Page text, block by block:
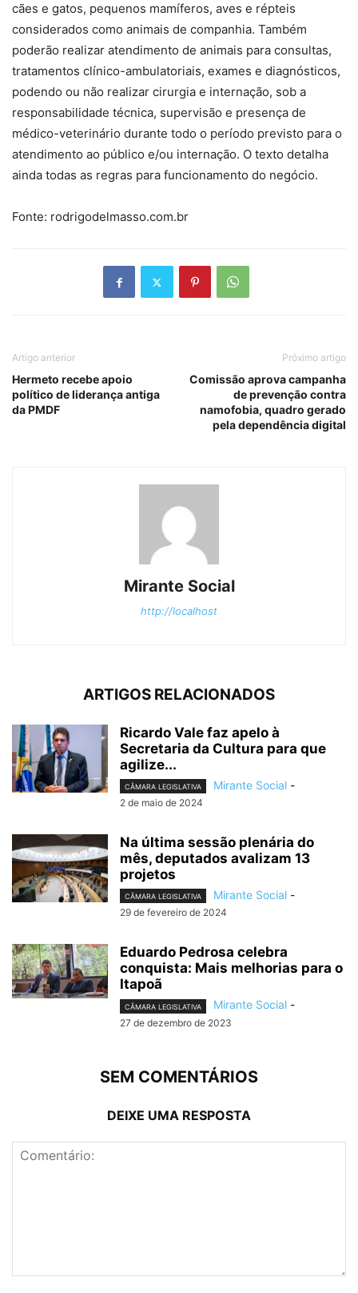
cães e gatos, pequenos mamíferos, aves e répteis
considerados como animais de companhia. Também
poderão realizar atendimento de animais para consultas,
tratamentos clínico-ambulatoriais, exames e diagnósticos,
podendo ou não realizar cirurgia e internação, sob a
responsabilidade técnica, supervisão e presença de
médico-veterinário durante todo o período previsto para o
atendimento ao público e/ou internação. O texto detalha
ainda todas as regras para funcionamento do negócio.
Fonte: rodrigodelmasso.com.br
Artigo anterior
Hermeto recebe apoio
político de liderança antiga
da PMDF
Próximo artigo
Comissão aprova campanha
de prevenção contra
namofobia, quadro gerado
pela dependência digital
Mirante Social
http://localhost
ARTIGOS RELACIONADOS
Ricardo Vale faz apelo à
Secretaria da Cultura para que
agilize...
CÂMARA LEGISLATIVA Mirante Social -
2 de maio de 2024
Na última sessão plenária do
mês, deputados avalizam 13
projetos
CÂMARA LEGISLATIVA Mirante Social -
29 de fevereiro de 2024
Eduardo Pedrosa celebra
conquista: Mais melhorias para o
Itapoã
CÂMARA LEGISLATIVA Mirante Social -
27 de dezembro de 2023
SEM COMENTÁRIOS
DEIXE UMA RESPOSTA